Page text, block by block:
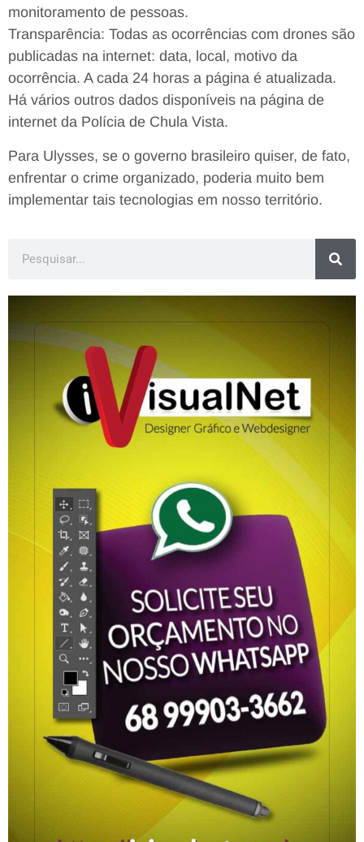
monitoramento de pessoas.
Transparência: Todas as ocorrências com drones são
publicadas na internet: data, local, motivo da
ocorrência. A cada 24 horas a página é atualizada.
Há vários outros dados disponíveis na página de
internet da Polícia de Chula Vista.
Para Ulysses, se o governo brasileiro quiser, de fato,
enfrentar o crime organizado, poderia muito bem
implementar tais tecnologias em nosso território.